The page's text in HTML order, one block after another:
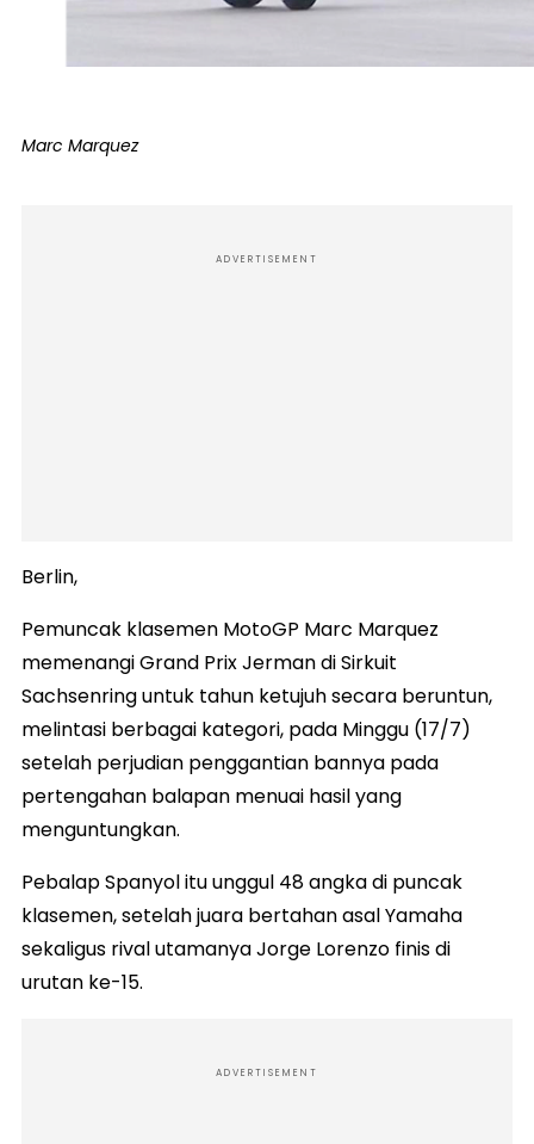
Marc Marquez
ADVERTISEMENT
Berlin,
Pemuncak klasemen MotoGP Marc Marquez
memenangi Grand Prix Jerman di Sirkuit
Sachsenring untuk tahun ketujuh secara beruntun,
melintasi berbagai kategori, pada Minggu (17/7)
setelah perjudian penggantian bannya pada
pertengahan balapan menuai hasil yang
menguntungkan.
Pebalap Spanyol itu unggul 48 angka di puncak
klasemen, setelah juara bertahan asal Yamaha
sekaligus rival utamanya Jorge Lorenzo finis di
urutan ke-15.
ADVERTISEMENT